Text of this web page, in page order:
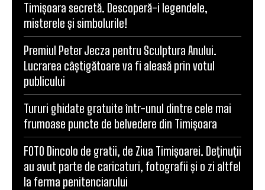
Timișoara secretă. Descoperă-i legendele,
misterele și simbolurile!
Premiul Peter Jecza pentru Sculptura Anului.
Lucrarea câștigătoare va fi aleasă prin votul
publicului
Tururi ghidate gratuite într-unul dintre cele mai
frumoase puncte de belvedere din Timișoara
FOTO Dincolo de gratii, de Ziua Timișoarei. Deținuții
au avut parte de caricaturi, fotografii și o zi altfel
la ferma penitenciarului